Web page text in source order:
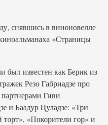
снявшись в виноновелле
«Страницы
был известен как Берик из
Резо Габриадзе про
Гиви
и Баадур Цуладзе: «Три
«Покорители гор» и